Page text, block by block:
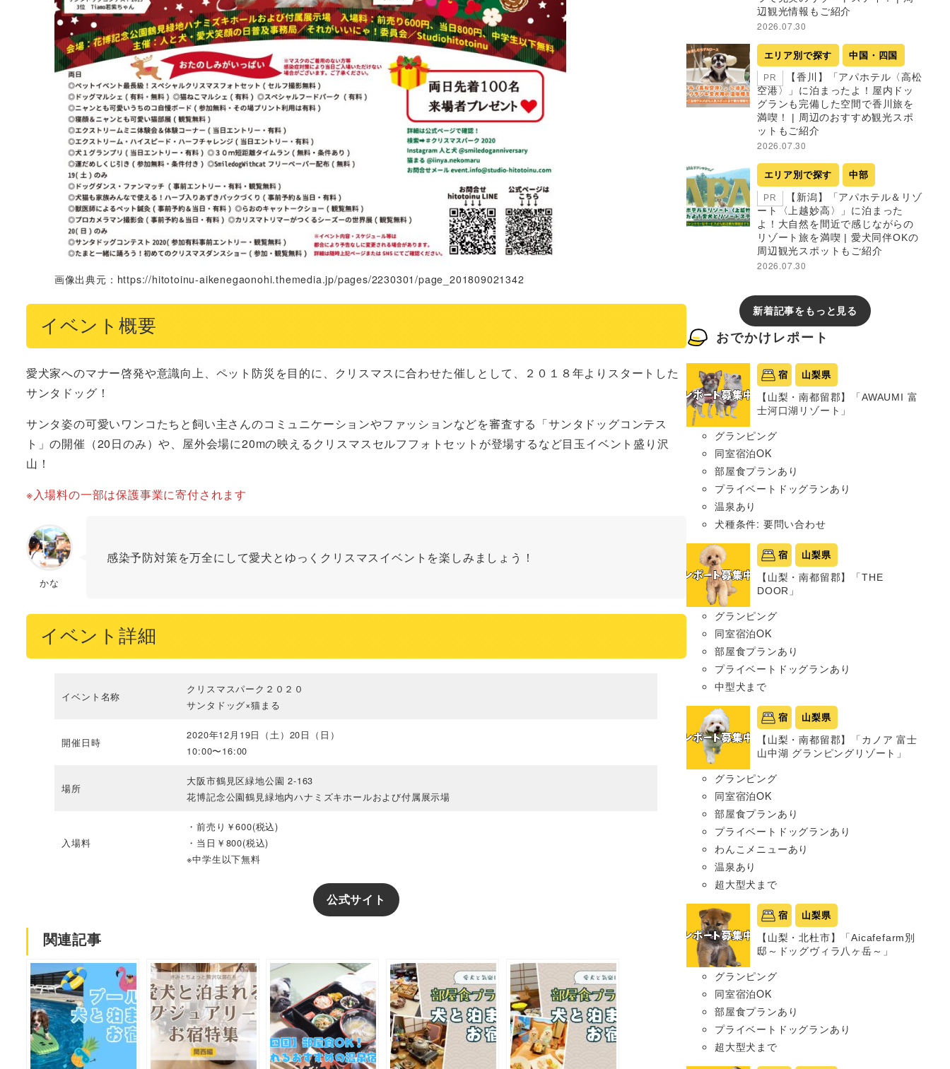
画像出典元：https://hitotoinu-aikenegaonohi.themedia.jp/pages/2230301/page_201809021342
イベント概要
愛犬家へのマナー啓発や意識向上、ペット防災を目的に、クリスマスに合わせた催しとして、２０１８年よりスタートした
サンタドッグ！
サンタ姿の可愛いワンコたちと飼い主さんのコミュニケーションやファッションなどを審査する「サンタドッグコンテス
ト」の開催（20日のみ）や、屋外会場に20mの映えるクリスマスセルフフォトセットが登場するなど目玉イベント盛り沢
山！
※入場料の一部は保護事業に寄付されます
かな
感染予防対策を万全にして愛犬とゆっくクリスマスイベントを楽しみましょう！
イベント詳細
イベント名称
クリスマスパーク２０２０
サンタドッグ×猫まる
開催日時
2020年12月19日（土）20日（日）
10:00〜16:00
場所
大阪市鶴見区緑地公園 2-163
花博記念公園鶴見緑地内ハナミズキホールおよび付属展示場
入場料
・前売り￥600(税込)
・当日￥800(税込)
※中学生以下無料
公式サイト
関連記事
辺観光情報もご紹介
2026.07.30
エリア別で探す 中国・四国
PR
【香川】「アパホテル〈高松
空港〉」に泊まったよ！屋内ドッ
グランも完備した空間で香川旅を
満喫！ | 周辺のおすすめ観光スポ
ットもご紹介
2026.07.30
エリア別で探す 中部
PR
【新潟】「アパホテル＆リゾ
ート〈上越妙高〉」に泊まった
よ！大自然を間近で感じながらの
リゾート旅を満喫 | 愛犬同伴OKの
周辺観光スポットもご紹介
2026.07.30
新着記事をもっと見る
おでかけレポート
宿 山梨県
【山梨・南都留郡】「AWAUMI 富
士河口湖リゾート」
グランピング
同室宿泊OK
部屋食プランあり
プライベートドッグランあり
温泉あり
犬種条件: 要問い合わせ
宿 山梨県
【山梨・南都留郡】「THE
DOOR」
グランピング
同室宿泊OK
部屋食プランあり
プライベートドッグランあり
中型犬まで
宿 山梨県
【山梨・南都留郡】「カノア 富士
山中湖 グランピングリゾート」
グランピング
同室宿泊OK
部屋食プランあり
プライベートドッグランあり
わんこメニューあり
温泉あり
超大型犬まで
宿 山梨県
【山梨・北杜市】「Aicafefarm別
邸～ドッグヴィラ八ヶ岳～」
グランピング
同室宿泊OK
部屋食プランあり
プライベートドッグランあり
超大型犬まで